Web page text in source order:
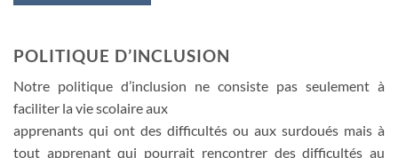
POLITIQUE D’INCLUSION
Notre politique d’inclusion ne consiste pas seulement à
faciliter la vie scolaire aux
apprenants qui ont des difficultés ou aux surdoués mais à
tout apprenant qui pourrait rencontrer des difficultés au